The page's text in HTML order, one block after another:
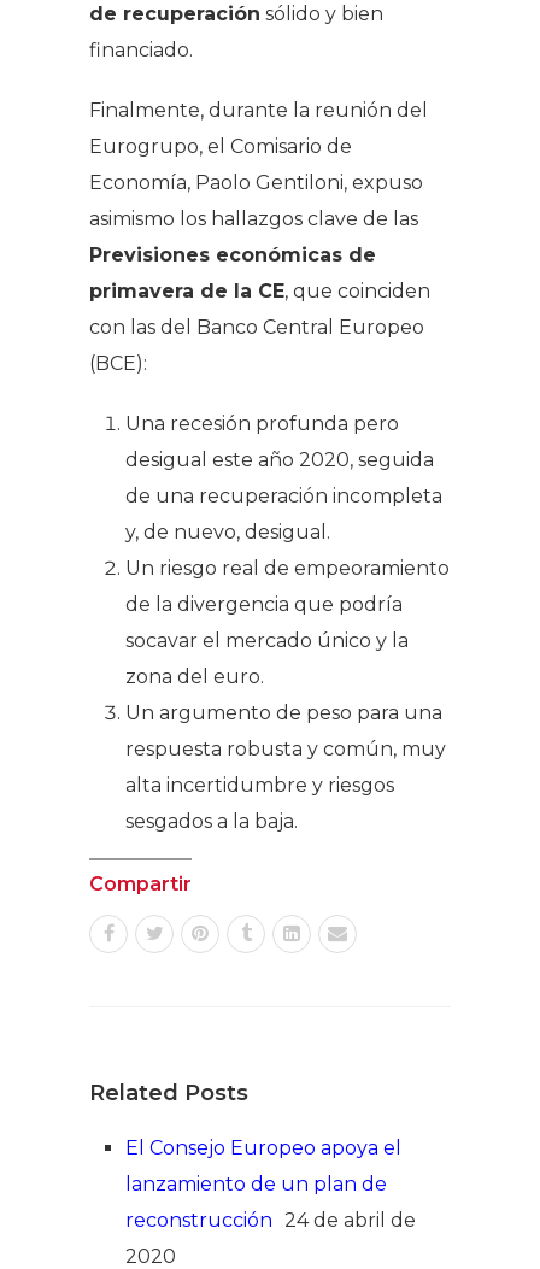
de recuperación sólido y bien
financiado.
Finalmente, durante la reunión del
Eurogrupo, el Comisario de
Economía, Paolo Gentiloni, expuso
asimismo los hallazgos clave de las
Previsiones económicas de
primavera de la CE, que coinciden
con las del Banco Central Europeo
(BCE):
Una recesión profunda pero
desigual este año 2020, seguida
de una recuperación incompleta
y, de nuevo, desigual.
Un riesgo real de empeoramiento
de la divergencia que podría
socavar el mercado único y la
zona del euro.
Un argumento de peso para una
respuesta robusta y común, muy
alta incertidumbre y riesgos
sesgados a la baja.
Compartir
Related Posts
El Consejo Europeo apoya el
lanzamiento de un plan de
reconstrucción 24 de abril de
2020